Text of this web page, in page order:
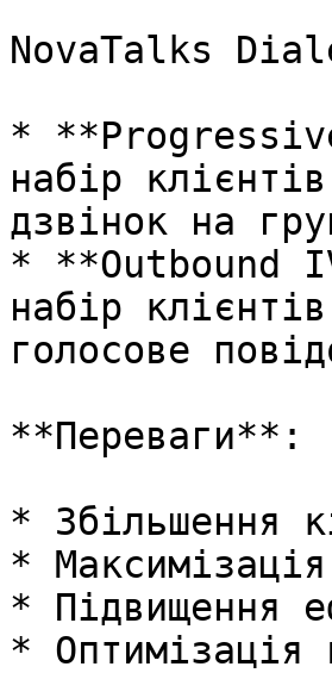
NovaTalks
*
набір
дзвінок на
* **Outbound
набір
голосове
**Переваги**:
* Збільшення
*
* Підвищення
* Оптимізація